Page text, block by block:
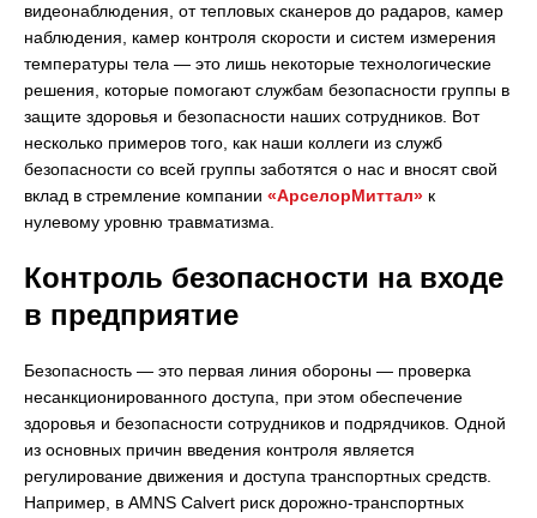
видеонаблюдения, от тепловых сканеров до радаров, камер
наблюдения, камер контроля скорости и систем измерения
температуры тела — это лишь некоторые технологические
решения, которые помогают службам безопасности группы в
защите здоровья и безопасности наших сотрудников. Вот
несколько примеров того, как наши коллеги из служб
безопасности со всей группы заботятся о нас и вносят свой
вклад в стремление компании «АрселорМиттал» к
нулевому уровню травматизма.
Контроль безопасности на входе
в предприятие
Безопасность — это первая линия обороны — проверка
несанкционированного доступа, при этом обеспечение
здоровья и безопасности сотрудников и подрядчиков. Одной
из основных причин введения контроля является
регулирование движения и доступа транспортных средств.
Например, в AMNS Calvert риск дорожно-транспортных